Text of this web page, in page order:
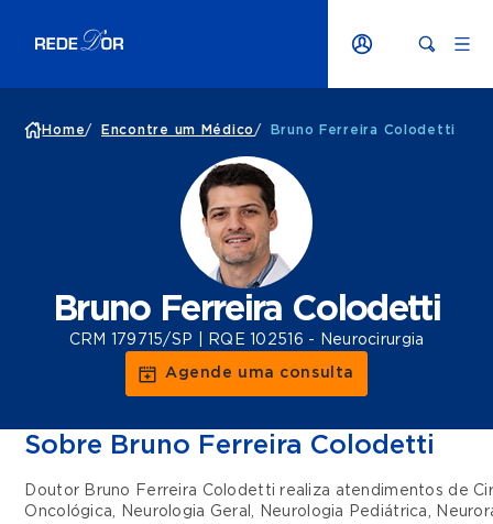
Home/ Encontre um Médico / Bruno Ferreira Colodetti
Bruno Ferreira Colodetti
CRM 179715/SP | RQE 102516 - Neurocirurgia
Agende uma consulta
Sobre Bruno Ferreira Colodetti
Doutor Bruno Ferreira Colodetti realiza atendimentos de
Oncológica, Neurologia Geral, Neurologia Pediátrica,